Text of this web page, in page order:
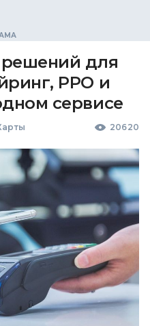
для
РРО и
сервисе
20620